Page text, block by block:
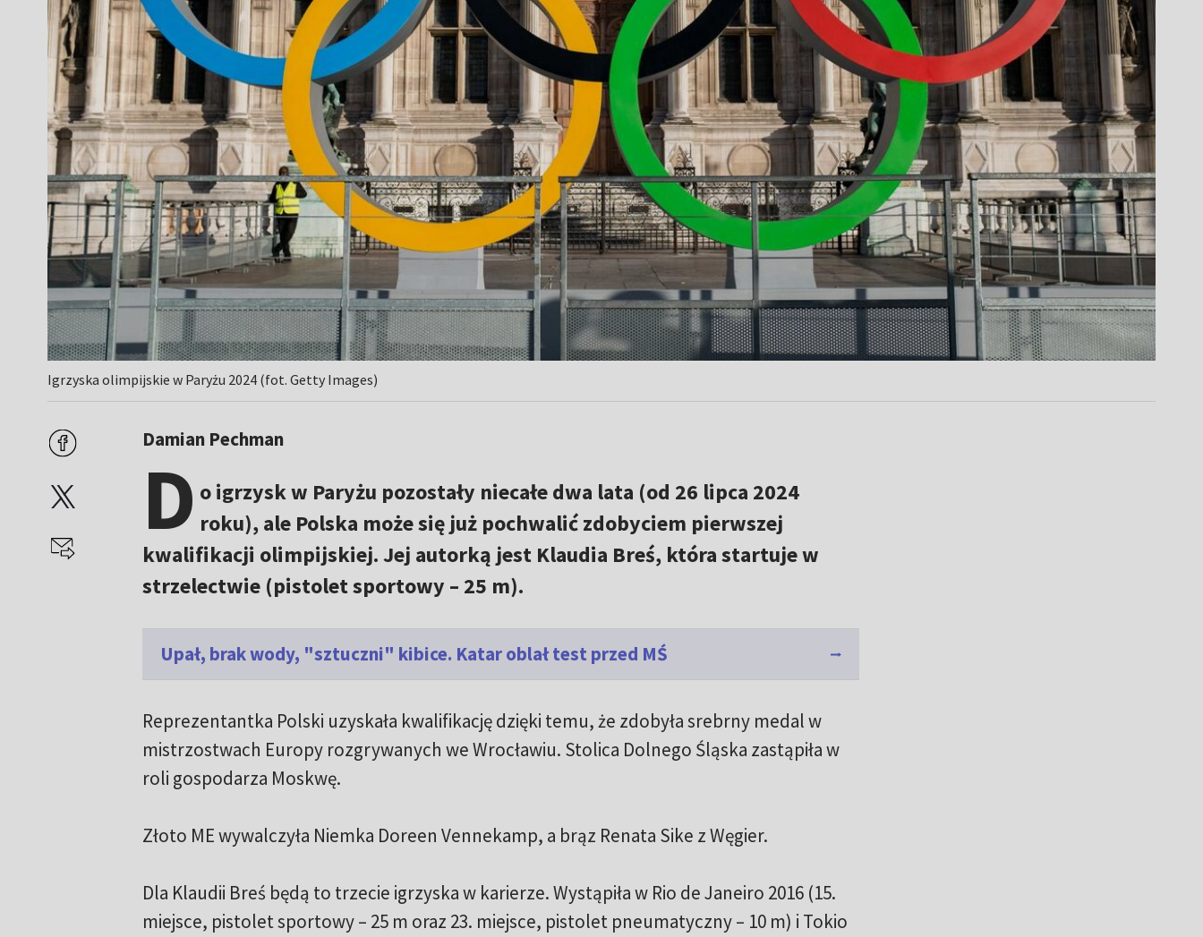
Igrzyska olimpijskie w Paryżu 2024 (fot. Getty Images)
Damian Pechman
D o igrzysk w Paryżu pozostały niecałe dwa lata (od 26 lipca 2024
roku), ale Polska może się już pochwalić zdobyciem pierwszej
kwalifikacji olimpijskiej. Jej autorką jest Klaudia Breś, która startuje w
strzelectwie (pistolet sportowy – 25 m).
Upał, brak wody, "sztuczni" kibice. Katar oblał test przed MŚ
Reprezentantka Polski uzyskała kwalifikację dzięki temu, że zdobyła srebrny medal w
mistrzostwach Europy rozgrywanych we Wrocławiu. Stolica Dolnego Śląska zastąpiła w
roli gospodarza Moskwę.
Złoto ME wywalczyła Niemka Doreen Vennekamp, a brąz Renata Sike z Węgier.
Dla Klaudii Breś będą to trzecie igrzyska w karierze. Wystąpiła w Rio de Janeiro 2016 (15.
miejsce, pistolet sportowy – 25 m oraz 23. miejsce, pistolet pneumatyczny – 10 m) i Tokio